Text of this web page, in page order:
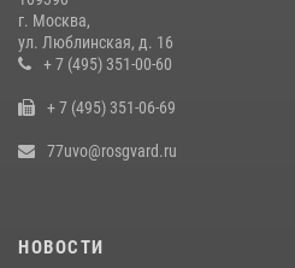
15 июля 2026, 10:00
В Москве сотрудники Росгвардии
17 июля 2026, 14:00
г. Москва,
ул. Люблинская, д. 16
+ 7 (495) 351-00-60
+ 7 (495) 351-06-69
77uvo@rosgvard.ru
НОВОСТИ